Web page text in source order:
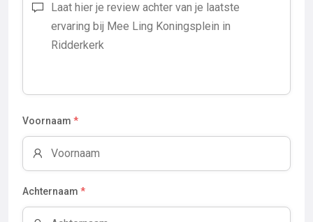
Voornaam *
Achternaam *